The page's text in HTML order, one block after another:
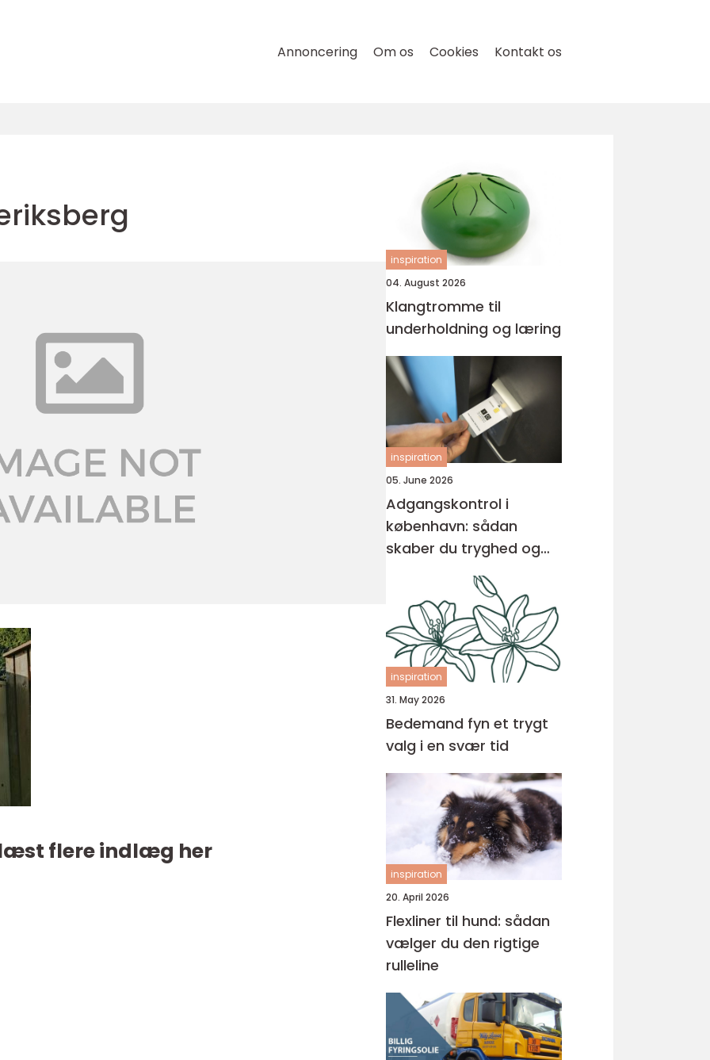
Annoncering Om os Cookies Kontakt os
flere indlæg her
inspiration
04. August 2026
Klangtromme til
underholdning og læring
inspiration
05. June 2026
Adgangskontrol i
københavn: sådan
skaber du tryghed og
inspiration
31. May 2026
Bedemand fyn et trygt
valg i en svær tid
inspiration
20. April 2026
Flexliner til hund: sådan
vælger du den rigtige
rulleline